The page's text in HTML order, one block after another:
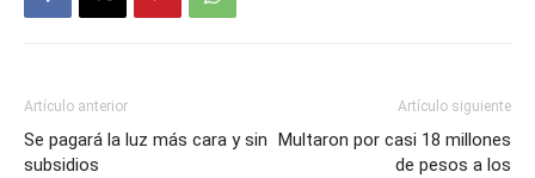
Artículo anterior
Se pagará la luz más cara y sin
subsidios
Artículo siguiente
Multaron por casi 18 millones
de pesos a los